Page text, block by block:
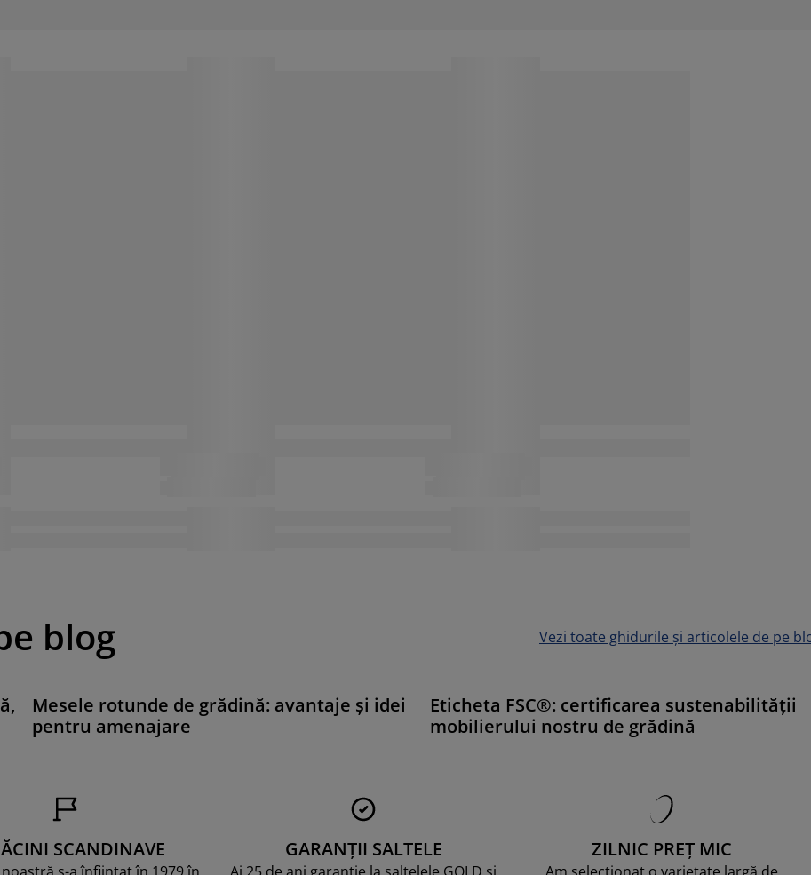
blog Vezi toate ghidurile și articolele de pe
Mesele rotunde de grădină: avantaje și idei
pentru amenajare
Eticheta FSC®: certificarea sustenabilității
mobilierului nostru de grădină
SCANDINAVE GARANȚII SALTELE ZILNIC PREȚ MIC